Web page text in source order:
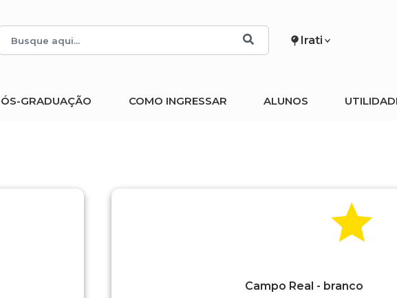
Irati
GRADUAÇÃO COMO INGRESSAR ALUNOS
Campo Real - branco